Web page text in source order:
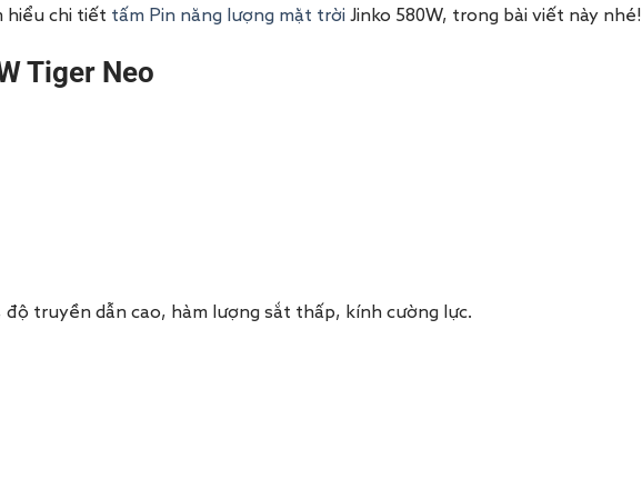
hiểu chi tiết tấm Pin năng lượng mặt trời Jinko 580W, trong bài viết này nhé!
Tiger Neo
truyền dẫn cao, hàm lượng sắt thấp, kính cường lực.